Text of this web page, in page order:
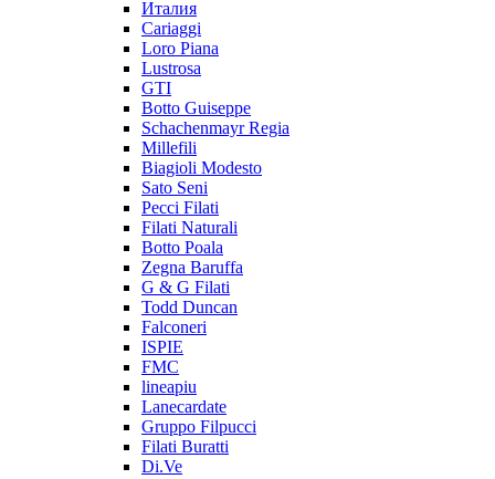
Италия
Cariaggi
Loro Piana
Lustrosa
GTI
Botto Guiseppe
Schachenmayr Regia
Millefili
Biagioli Modesto
Sato Seni
Pecci Filati
Filati Naturali
Botto Poala
Zegna Baruffa
G & G Filati
Todd Duncan
Falconeri
ISPIE
FMC
lineapiu
Lanecardate
Gruppo Filpucci
Filati Buratti
Di.Ve